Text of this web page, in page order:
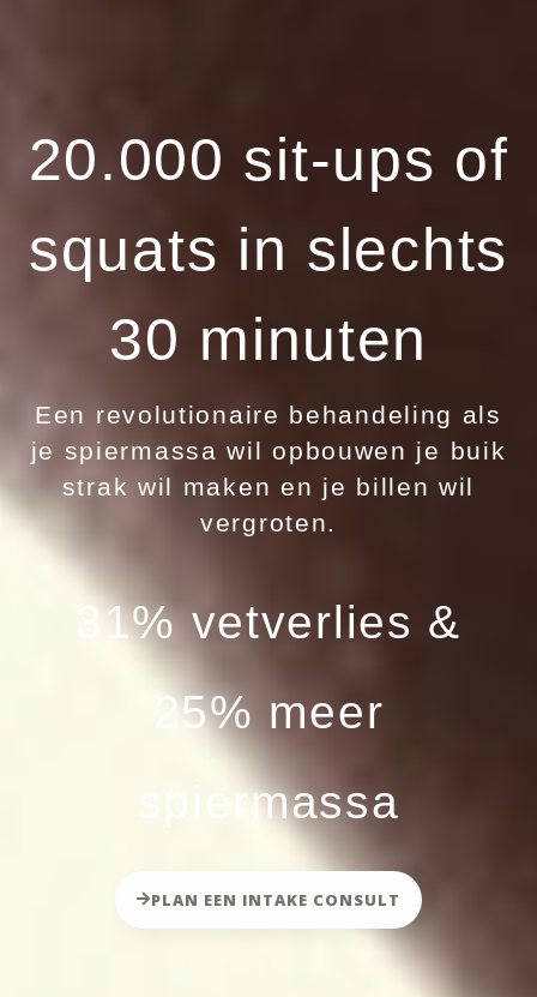
20.000 sit-ups of
squats in slechts
30 minuten
Een revolutionaire behandeling als
je spiermassa wil opbouwen je buik
strak wil maken en je billen wil
vergroten.
31% vetverlies &
25% meer
spiermassa
PLAN EEN INTAKE CONSULT